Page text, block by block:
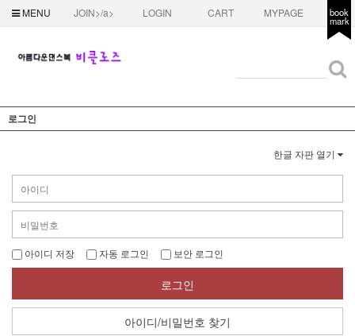
MENU JOIN>/a> LOGIN CART MYPAGE book
mark
로그인
한글 자판 열기
아이디 저장 자동 로그인 보안 로그인
로그인
아이디/비밀번호 찾기